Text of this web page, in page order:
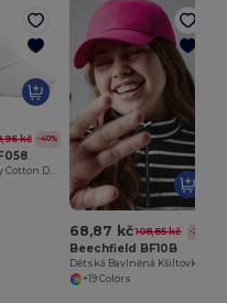
kč -40%
68,87 kč 108,85 kč -37%
Beechfield BF10B
+19 Colors